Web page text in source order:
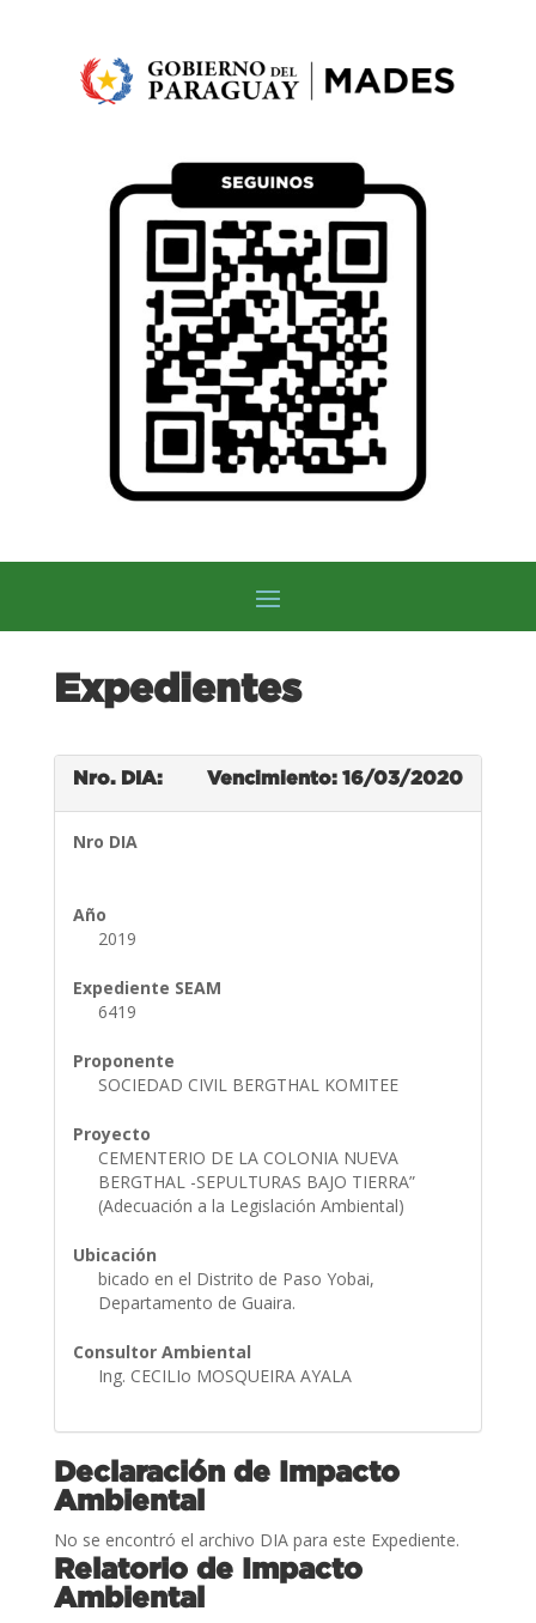
Expedientes
Nro. DIA: Vencimiento: 16/03/2020
Nro DIA
Año
2019
Expediente SEAM
6419
Proponente
SOCIEDAD CIVIL BERGTHAL KOMITEE
Proyecto
CEMENTERIO DE LA COLONIA NUEVA
BERGTHAL -SEPULTURAS BAJO TIERRA”
(Adecuación a la Legislación Ambiental)
Ubicación
bicado en el Distrito de Paso Yobai,
Departamento de Guaira.
Consultor Ambiental
Ing. CECILIo MOSQUEIRA AYALA
Declaración de Impacto
Ambiental
No se encontró el archivo DIA para este Expediente.
Relatorio de Impacto
Ambiental